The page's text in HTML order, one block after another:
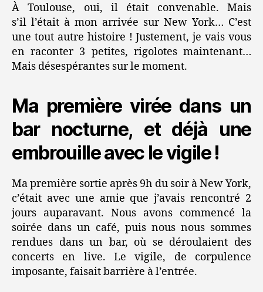
À Toulouse, oui, il était convenable. Mais
s’il l’était à mon arrivée sur New York… C’est
une tout autre histoire ! Justement, je vais vous
en raconter 3 petites, rigolotes maintenant…
Mais désespérantes sur le moment.
Ma première virée dans un
bar nocturne, et déjà une
embrouille avec le vigile !
Ma première sortie après 9h du soir à New York,
c’était avec une amie que j’avais rencontré 2
jours auparavant. Nous avons commencé la
soirée dans un café, puis nous nous sommes
rendues dans un bar, où se déroulaient des
concerts en live. Le vigile, de corpulence
imposante, faisait barrière à l’entrée.